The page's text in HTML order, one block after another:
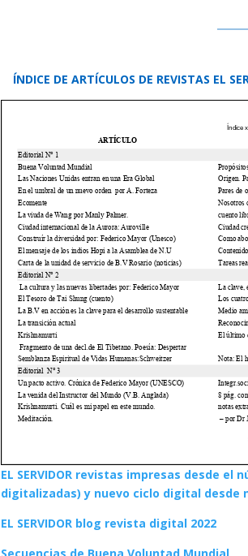
ÍNDICE DE ARTÍCULOS DE REVISTAS EL
EL SERVIDOR revistas impresas desde el
digitalizadas) y nuevo ciclo digital desde
EL SERVIDOR blog revista digital 2022
Secuencias de Buena Voluntad Mundial